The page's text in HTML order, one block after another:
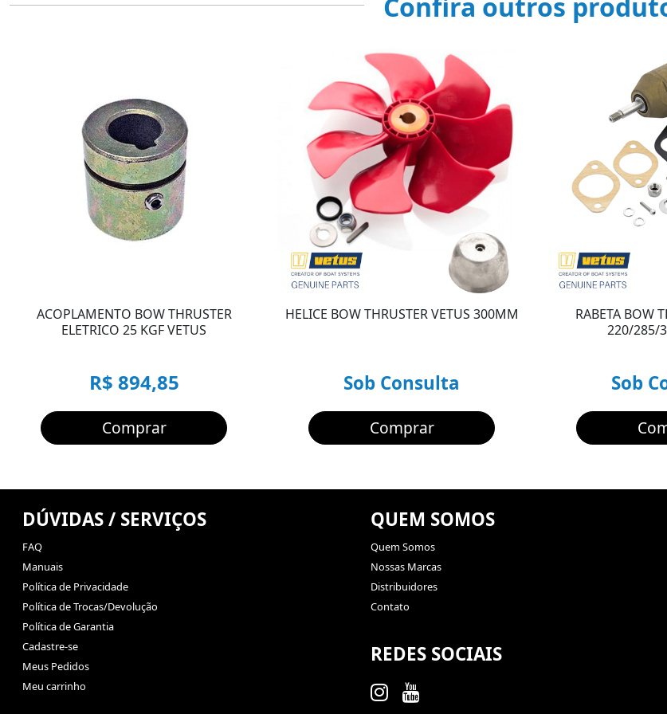
ACOPLAMENTO BOW THRUSTER
ELETRICO 25 KGF VETUS
R$ 894,85
Comprar
HELICE BOW THRUSTER VETUS 300MM
Sob Consulta
Comprar
RABETA BOW
220/285/
Sob
DÚVIDAS / SERVIÇOS
FAQ
Manuais
Política de Privacidade
Política de Trocas/Devolução
Política de Garantia
Cadastre-se
Meus Pedidos
Meu carrinho
QUEM SOMOS
Quem Somos
Nossas Marcas
Distribuidores
Contato
REDES SOCIAIS